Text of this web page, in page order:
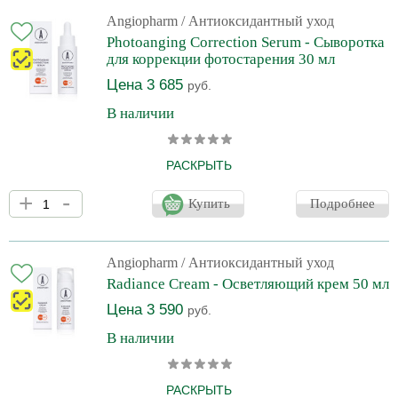
процедуры с применением антиоксидантной маски направлены
на детоксикацию и предупреждение или корректировку
процессов старения, связанных с внешним стрессом. Комплекс
антиоксидантов (витамин
Angiopharm / Антиоксидантный уход
Photoanging Correction Serum - Сыворотка
для коррекции фотостарения 30 мл
Цена 3 685 руб.
В наличии
РАСКРЫТЬ
Производитель оставляет за собой право на внесение
изменений в конструкцию и дизайн упаковки без
предварительного уведомления. Вы можете уточнить
интернет-магазина перед оформлением заказа. Сыворотка для
коррекции фотостарения кожи влияет на различные стадии
меланогенеза, значительно снижает активность фермента
тирозиназа, блокирует рецептор к меланоцитстимулирующему
гормону, препятствуе
+ - Купить Подробнее
Angiopharm / Антиоксидантный уход
Radiance Cream - Осветляющий крем 50 мл
Цена 3 590 руб.
В наличии
РАСКРЫТЬ